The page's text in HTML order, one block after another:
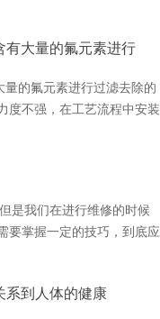
度不强，在工艺流程中安装
掌握一定的技巧，到底应